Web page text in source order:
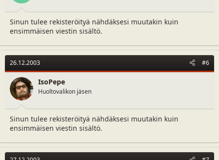
Sinun tulee rekisteröityä nähdäksesi muutakin kuin
ensimmäisen viestin sisältö.
26.12.2003 #6
IsoPepe
Huoltovalikon jäsen
Sinun tulee rekisteröityä nähdäksesi muutakin kuin
ensimmäisen viestin sisältö.